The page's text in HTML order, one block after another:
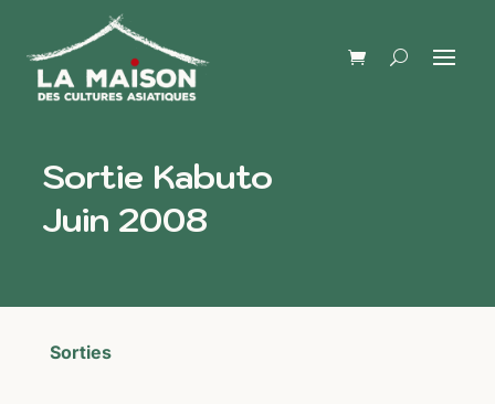
Sortie Kabuto
Juin 2008
Sorties